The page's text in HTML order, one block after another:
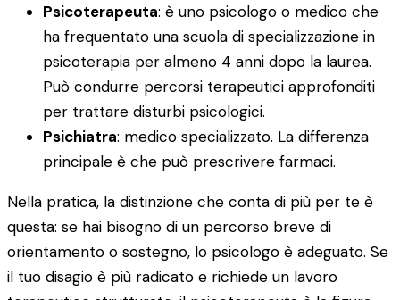
Psicoterapeuta: è uno psicologo o medico che
ha frequentato una scuola di specializzazione in
psicoterapia per almeno 4 anni dopo la laurea.
Può condurre percorsi terapeutici approfonditi
per trattare disturbi psicologici.
Psichiatra: medico specializzato. La differenza
principale è che può prescrivere farmaci.
Nella pratica, la distinzione che conta di più per te è
questa: se hai bisogno di un percorso breve di
orientamento o sostegno, lo psicologo è adeguato. Se
il tuo disagio è più radicato e richiede un lavoro